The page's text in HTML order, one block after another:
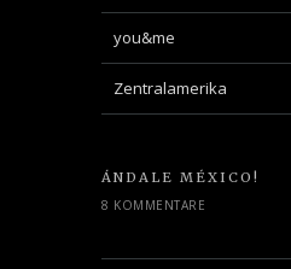
you&me
Zentralamerika
ÁNDALE MÉXICO!
8 KOMMENTARE